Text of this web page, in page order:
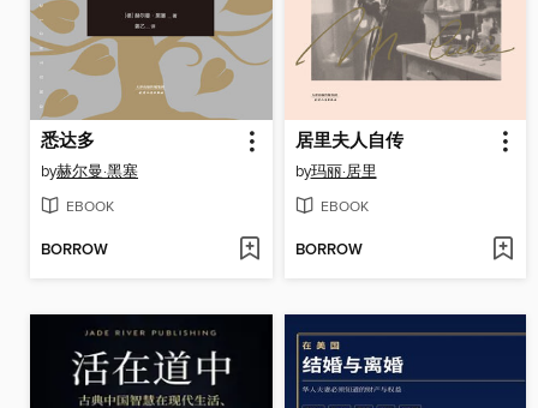
悉达多
by赫尔曼·黑塞
EBOOK
BORROW
居里夫人自传
by玛丽·居里
EBOOK
BORROW